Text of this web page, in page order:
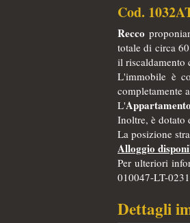
Cod.
Recco
totale di circa
il riscaldamento
L'immobile è
completamente
L'Appartamento
Inoltre, è dotato
La posizione
Alloggio
Per ulteriori
010047-LT-
Dettagli